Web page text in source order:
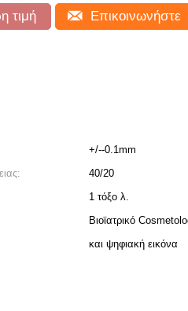
τιμή Επικοινωνήστε
+/--0.1mm
40/20
1 τόξο λ.
Βιοϊατρικό
και ψηφιακή εικόνα